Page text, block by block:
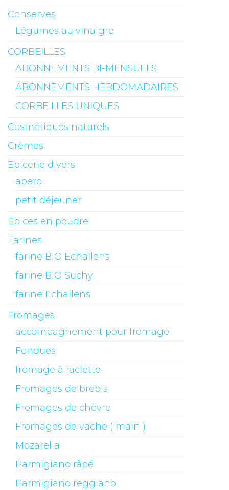
Conserves
Légumes au vinaigre
CORBEILLES
ABONNEMENTS BI-MENSUELS
ABONNEMENTS HEBDOMADAIRES
CORBEILLES UNIQUES
Cosmétiques naturels
Crèmes
Epicerie divers
apero
petit déjeuner
Epices en poudre
Farines
farine BIO Echallens
farine BIO Suchy
farine Echallens
Fromages
accompagnement pour fromage
Fondues
fromage à raclette
Fromages de brebis
Fromages de chèvre
Fromages de vache ( main )
Mozarella
Parmigiano râpé
Parmigiano reggiano